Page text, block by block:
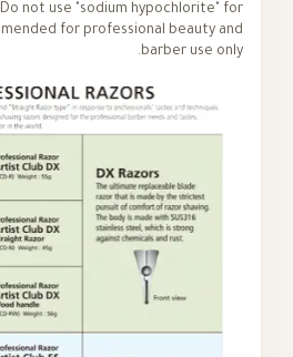
not use "sodium hypochlorite" for
for professional beauty and
barber use only.